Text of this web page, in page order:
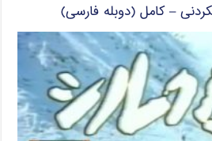
– کامل (دوبله فارسی)